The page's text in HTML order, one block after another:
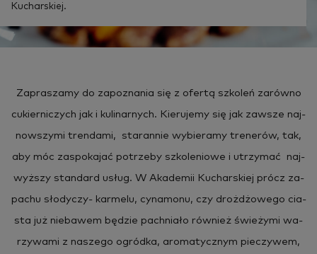
Kucharskiej.
Za­pra­sza­my do za­po­zna­nia się z ofer­tą szko­leń za­rów­no
cu­kier­ni­czych jak i ku­li­nar­nych. Kie­ru­je­my się jak za­wsze naj­
now­szy­mi tren­da­mi, sta­ran­nie wy­bie­ra­my tre­ne­rów, tak,
aby móc za­spo­ka­jać po­trze­by szko­le­nio­we i utrzy­mać naj­
wyż­szy stan­dard usług. W Aka­de­mii Ku­char­skiej prócz za­
pa­chu sło­dy­czy- kar­me­lu, cy­na­mo­nu, czy droż­dżo­we­go cia­
sta już nie­ba­wem bę­dzie pach­nia­ło rów­nież świe­ży­mi wa­
rzy­wa­mi z na­sze­go ogród­ka, aro­ma­tycz­nym pie­czy­wem,